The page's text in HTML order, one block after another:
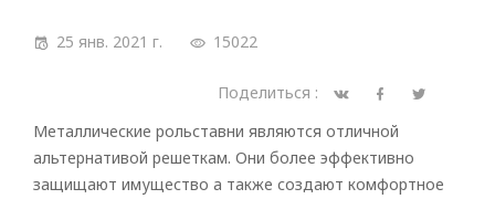
25 янв. 2021 г. 15022
Поделиться :
Металлические рольставни являются отличной
альтернативой решеткам. Они более эффективно
защищают имущество а также создают комфортное